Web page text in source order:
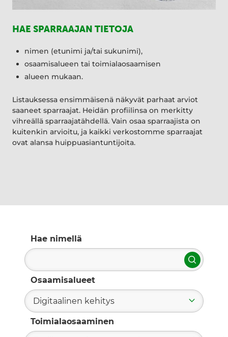
HAE SPARRAAJAN TIETOJA
nimen (etunimi ja/tai sukunimi),
osaamisalueen tai toimialaosaamisen
alueen mukaan.
Listauksessa ensimmäisenä näkyvät parhaat arviot
saaneet sparraajat. Heidän profiilinsa on merkitty
vihreällä sparraajatähdellä. Vain osaa sparraajista on
kuitenkin arvioitu, ja kaikki verkostomme sparraajat
ovat alansa huippuasiantuntijoita.
Hae nimellä
Hae
Osaamisalueet
Digitaalinen kehitys
Toimialaosaaminen